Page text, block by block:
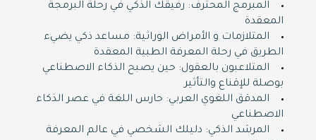
المبرمج المحترف: رفيقك الذكي في رحلة البرمجة
المعقدة
المتلازمات و الأمراض الوراثية: مساعد ذكي يضيء
الطريق في رحلة المعرفة الطبية المعقدة
المتلاعبون بالعقول: حين يصبح الذكاء الاصطناعي
بوصلة للإقناع والتأثير
المدقق اللغوي العربي: حارس اللغة في عصر الذكاء
الاصطناعي
المرشد الذكي: دليلك الشخصي في عالم المعرفة